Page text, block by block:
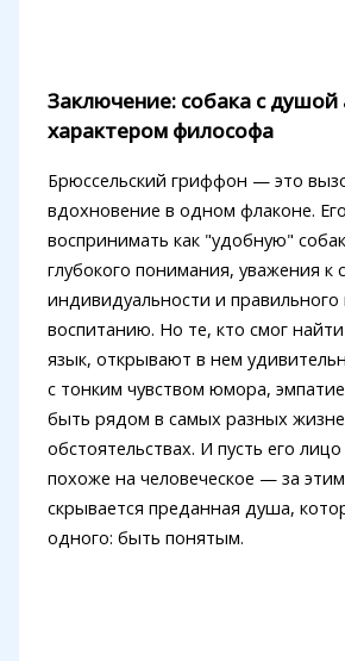
Заключение: собака с душой
характером философа
Брюссельский гриффон — это
вдохновение в одном флаконе.
воспринимать как "удобную"
глубокого понимания, уважения к
индивидуальности и
воспитанию. Но те, кто смог
язык, открывают в нем
с тонким чувством юмора,
быть рядом в самых разных
обстоятельствах. И пусть его
похоже на человеческое — за
скрывается преданная душа,
одного: быть понятым.